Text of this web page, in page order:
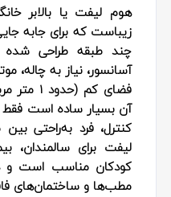
هوم‌ لیفت یا بالابر
زیباست که برای جابه‌
چند طبقه طراحی شده
آسانسور، نیاز به چاله،
فضای کم
آن بسیار ساده است
کنترل، فرد به‌راحتی
لیفت برای سالمندان،
کودکان مناسب است و
مطب‌ها و ساختمان‌های